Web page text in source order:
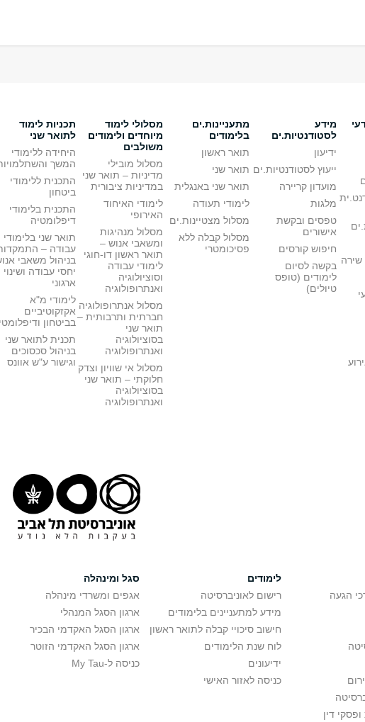
שירה
מידע
לסטודנטיות.ים
ידיעון
ייעוץ לסטודנטיות.ים
מועדון קריירה
מלגות
טפסים ובקשת
אישורים
חיפוש קורסים
בקשה לסיום
לימודים (טופס
טיולים)
מתעניינות.ים
בלימודים
תואר ראשון
תואר שני
תואר שני באנגלית
לימודי תעודה
מסלול מצטיינות.ים
מסלול קבלה ללא
פסיכומטרי
מסלולי לימוד
מיוחדים ולימודים
משולבים
מסלול מובילי
מדיניות – תואר שני
במדיניות ציבורית
לימודי האיחוד
האירופי
מסלול מנהיגות
ומשאבי אנוש –
תואר ראשון דו-חוגי
לימודי עבודה
וסוציולוגיה
ואנתרופולוגיה
מסלול אנתרופולוגיה
חברתית ותרבותית –
תואר שני
בסוציולוגיה
ואנתרופולוגיה
מסלול אי שוויון וצדק
חלוקתי – תואר שני
בסוציולוגיה
ואנתרופולוגיה
תכניות לימוד
לתואר שני
היחידה ללימודי
המשך
התכנית ללימודי
ביטחון
התכנית בלימודי
דיפלומטיה
תואר שני בלימודי
עבודה –
בניהול משאבי
יחסי עבודה ושינוי
ארגוני
לימודי מ"א
אקזקוטיביים
בביטחון
תכנית לתואר שני
בניהול סכסוכים
וגישור ע"ש אוונס
הגעה
דין
לימודים
רישום לאוניברסיטה
מידע למתעניינים בלימודים
חישוב סיכויי קבלה לתואר ראשון
לוח שנת הלימודים
ידיעונים
כניסה לאזור האישי
סגל ומינהלה
אגפים ומשרדי מינהלה
ארגון הסגל המנהלי
ארגון הסגל האקדמי הבכיר
ארגון הסגל האקדמי הזוטר
כניסה ל-My Tau